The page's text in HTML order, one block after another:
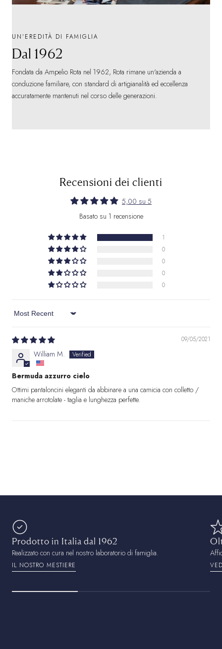
UN'EREDITÀ DI FAMIGLIA
Dal 1962
Fondata da Ampelio Rota nel 1962, Rota rimane un'azienda a
conduzione familiare, con standard di artigianalità ed eccellenza
accuratamente mantenuti nel corso delle generazioni.
Recensioni dei clienti
5,00 su 5
Basato su 1 recensione
1
0
0
0
0
Sort by
09/05/2021
William M.
Bermuda azzurro cielo
Ottimi pantaloncini eleganti da abbinare a una camicia con colletto /
maniche arrotolate - taglia e lunghezza perfette.
Prodotto in Italia dal 1962
Realizzato con cura nel nostro laboratorio di famiglia.
IL NOSTRO MESTIERE